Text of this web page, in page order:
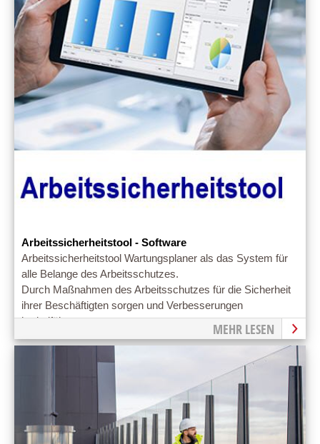
Arbeitssicherheitstool - Software
Arbeitssicherheitstool Wartungsplaner als das System für
alle Belange des Arbeitsschutzes.
Durch Maßnahmen des Arbeitsschutzes für die Sicherheit
ihrer Beschäftigten sorgen und Verbesserungen
herbeiführen
MEHR LESEN